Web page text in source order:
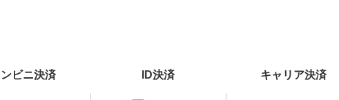
ビニ決済 ID決済 キャリア決済